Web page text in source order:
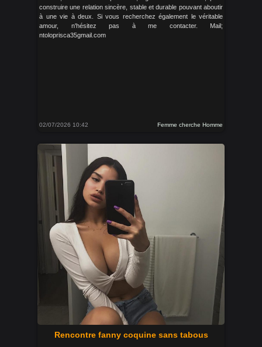
construire une relation sincère, stable et durable pouvant aboutir
à une vie à deux. Si vous recherchez également le véritable
amour, n'hésitez pas à me contacter. Mail;
ntoloprisca35gmail.com
02/07/2026 10:42 Femme cherche Homme
Rencontre fanny coquine sans tabous